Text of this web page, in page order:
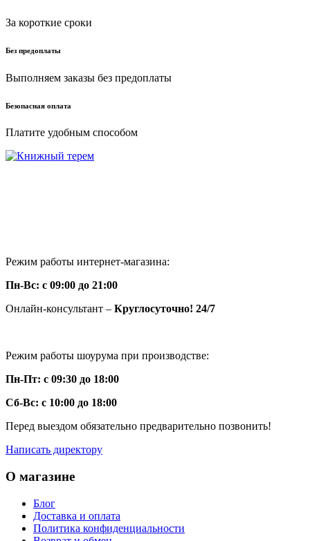
За короткие сроки
Без предоплаты
Выполняем заказы без предоплаты
Безопасная оплата
Платите удобным способом
Режим работы интернет-магазина:
Пн-Вс: с 09:00 до 21:00
Онлайн-консультант – Круглосуточно! 24/7
Режим работы шоурума при производстве:
Пн-Пт: с 09:30 до 18:00
Сб-Вс: с 10:00 до 18:00
Перед выездом обязательно предварительно позвонить!
Написать директору
О магазине
Блог
Доставка и оплата
Политика конфиденциальности